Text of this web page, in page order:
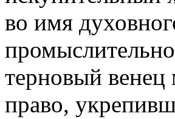
во имя
терновый венец
право,